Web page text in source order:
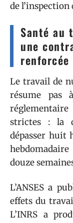
de l’inspection
Santé au
une
renforcée
Le travail de
résume pas
strictes : la
dépasser huit
douze
L’ANSES a
effets du
L’INRS a